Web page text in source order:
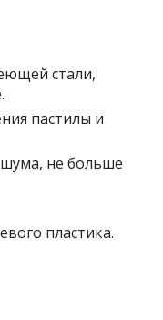
стали,
пастилы и
не больше
пластика.